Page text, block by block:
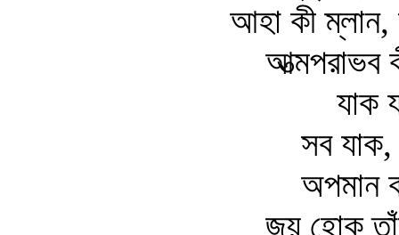
আহা কী
আত্মপরাভব
যাক
সব
অপমান
জয় হোক